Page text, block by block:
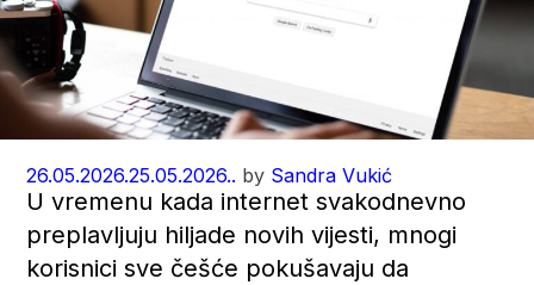
26.05.2026.25.05.2026.. by Sandra Vukić
U vremenu kada internet svakodnevno
preplavljuju hiljade novih vijesti, mnogi
korisnici sve češće pokušavaju da